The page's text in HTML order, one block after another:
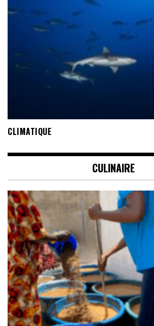
CLIMATIQUE
CULINAIRE